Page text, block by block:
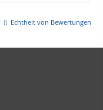
Echtheit von Bewertungen